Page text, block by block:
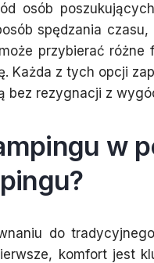
osób
spędzania
przybierać
Każda z tych opcji
bez rezygnacji z
w
do
komfort jest